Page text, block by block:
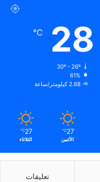
28
℃
30º - 26º
61%
2.68 كيلومتر/ساعة
27
℃
الأثنين
27
℃
الثلاثاء
تعليقات